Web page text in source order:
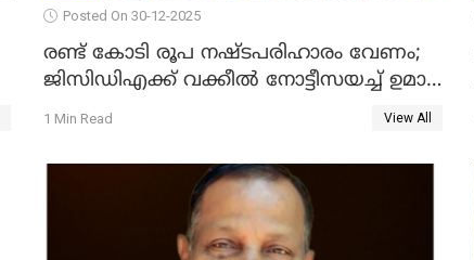
Posted On 30-12-2025
രണ്ട് കോടി രൂപ നഷ്ടപരിഹാരം വേണം;
ജിസിഡിഎക്ക് വക്കീൽ നോട്ടീസയച്ച് ഉമാ
തോമസ്
1 Min Read View All